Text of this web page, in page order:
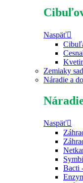
Naspäť
Zemiaky
Náradie a
Naspäť
Bacti